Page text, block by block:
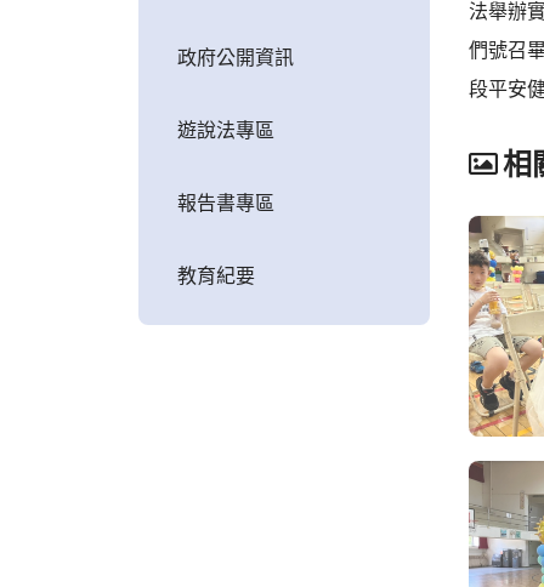
政府公開資訊
遊說法專區
報告書專區
教育紀要
法舉辦
們號召
段平安
相